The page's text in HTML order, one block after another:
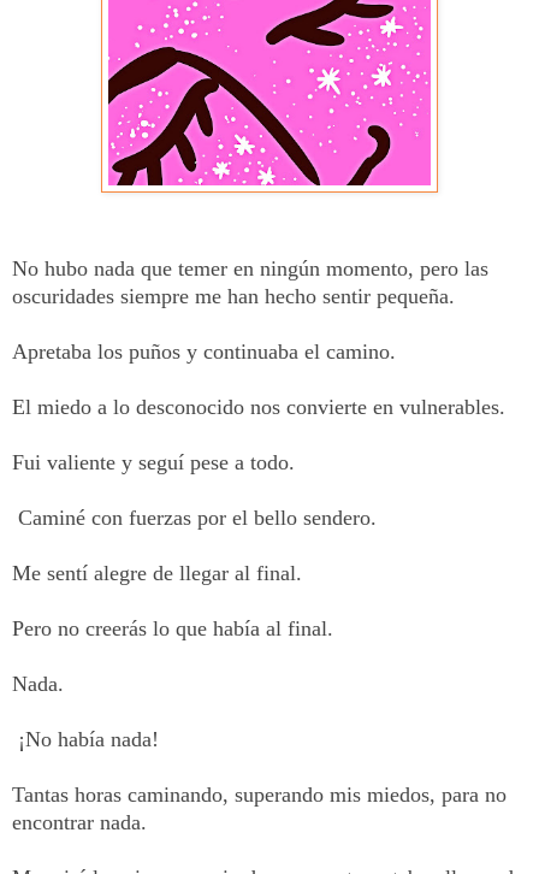
No hubo nada que temer en ningún momento, pero las
oscuridades siempre me han hecho sentir pequeña.
Apretaba los puños y continuaba el camino.
El miedo a lo desconocido nos convierte en vulnerables.
Fui valiente y seguí pese a todo.
Caminé con fuerzas por el bello sendero.
Me sentí alegre de llegar al final.
Pero no creerás lo que había al final.
Nada.
¡No había nada!
Tantas horas caminando, superando mis miedos, para no
encontrar nada.